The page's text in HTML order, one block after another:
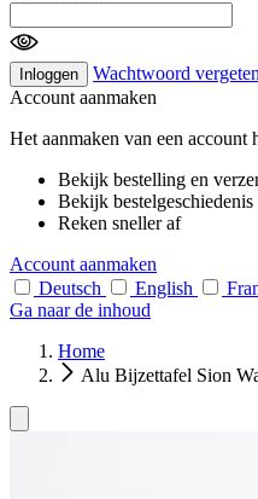
Inloggen
Wachtwoord
Account aanmaken
Het aanmaken van een account
Bekijk bestelling en
Bekijk bestelgeschiedenis
Reken sneller af
Account aanmaken
Deutsch
English
Ga naar de inhoud
Home
Alu Bijzettafel Sion